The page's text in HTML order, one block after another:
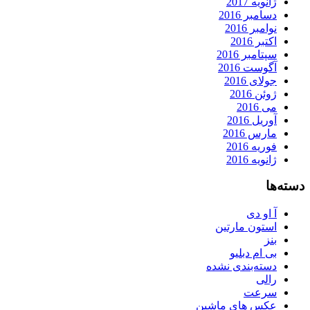
دسامبر 2016
نوامبر 2016
اکتبر 2016
سپتامبر 2016
آگوست 2016
جولای 2016
ژوئن 2016
می 2016
آوریل 2016
مارس 2016
فوریه 2016
ژانویه 2016
دسته‌ها
آ او دی
استون مارتین
بنز
بی ام دبلیو
دسته‌بندی نشده
رالی
سرعت
عکس های ماشین